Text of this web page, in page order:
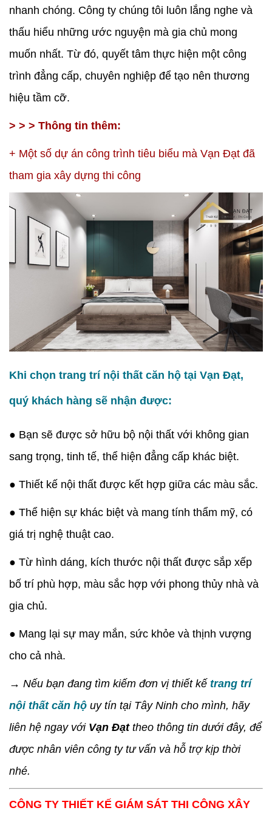
nhanh chóng. Công ty chúng tôi luôn lắng nghe và
thấu hiểu những ước nguyện mà gia chủ mong
muốn nhất. Từ đó, quyết tâm thực hiện một công
trình đẳng cấp, chuyên nghiệp để tạo nên thương
hiệu tầm cỡ.
> > > Thông tin thêm:
+ Một số dự án công trình tiêu biểu mà Vạn Đạt đã
tham gia xây dựng thi công
Khi chọn trang trí nội thất căn hộ tại Vạn Đạt,
quý khách hàng sẽ nhận được:
● Bạn sẽ được sở hữu bộ nội thất với không gian
sang trọng, tinh tế, thể hiện đẳng cấp khác biệt.
● Thiết kế nội thất được kết hợp giữa các màu sắc.
● Thể hiện sự khác biệt và mang tính thẩm mỹ, có
giá trị nghệ thuật cao.
● Từ hình dáng, kích thước nội thất được sắp xếp
bố trí phù hợp, màu sắc hợp với phong thủy nhà và
gia chủ.
● Mang lại sự may mắn, sức khỏe và thịnh vượng
cho cả nhà.
→ Nếu bạn đang tìm kiếm đơn vị thiết kế trang trí
nội thất căn hộ uy tín tại Tây Ninh cho mình, hãy
liên hệ ngay với Vạn Đạttheo thông tin dưới đây, để
được nhân viên công ty tư vấn và hỗ trợ kịp thời
nhé.
CÔNG TY THIẾT KẾ GIÁM SÁT THI CÔNG XÂY